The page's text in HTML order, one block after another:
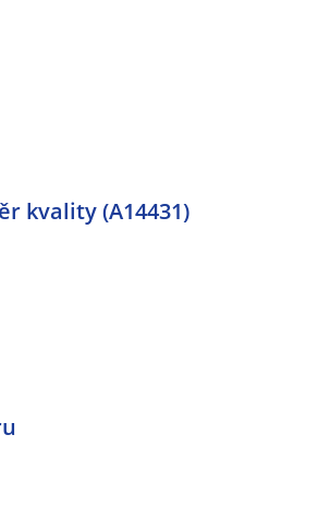
kvality (A14431)